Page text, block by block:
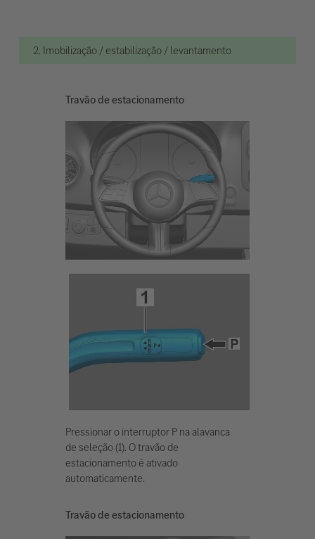
2. Imobilização / estabilização / levantamento
Travão de estacionamento
Pressionar o interruptor P na alavanca
de seleção (1). O travão de
estacionamento é ativado
automaticamente.
Travão de estacionamento